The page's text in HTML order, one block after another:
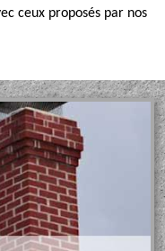
ceux proposés par nos